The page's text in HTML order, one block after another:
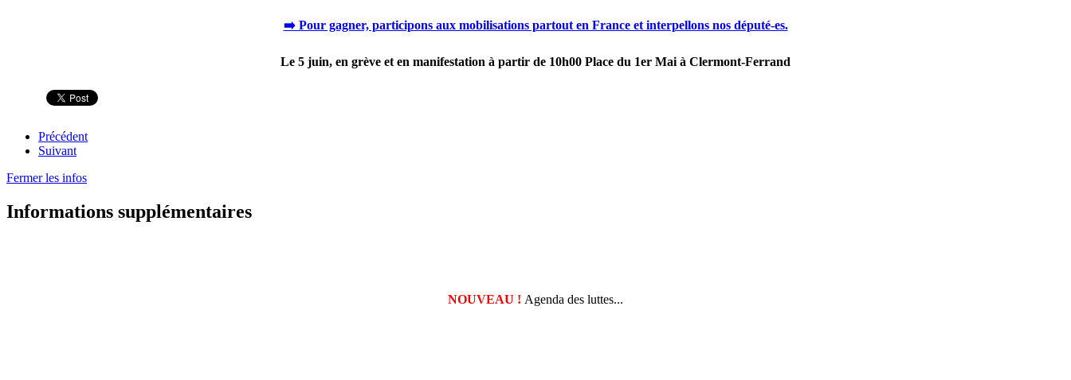
➡️ Pour gagner, participons aux mobilisations partout en France et interpellons nos député-es.
Le 5 juin, en grève et en manifestation à partir de 10h00 Place du 1er Mai à Clermont-Ferrand
Précédent
Suivant
Fermer les infos
Informations supplémentaires
NOUVEAU ! Agenda des luttes...